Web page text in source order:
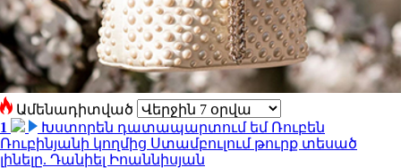
Ամենադիտված
1
Խստորեն դատապարտում եմ Ռուբեն
Ռուբինյանի կողմից Ստամբուլում թուրք տեսած
լինելը. Դանիել Իոաննիսյան